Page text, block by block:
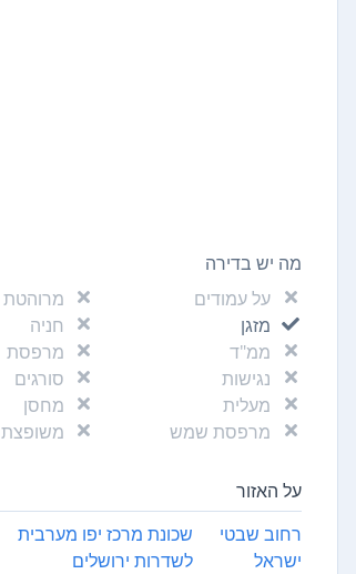
מה יש בדירה
על עמודים
מרוהטת
מזגן
חניה
ממ"ד
מרפסת
נגישות
סורגים
מעלית
מחסן
מרפסת שמש
משופצת
על האזור
רחוב שבטי
ישראל
שכונת מרכז יפו מערבית
לשדרות ירושלים